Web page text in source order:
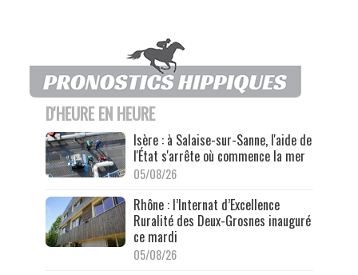
D'HEURE EN HEURE
Isère : à Salaise-sur-Sanne, l'aide de
l'État s'arrête où commence la mer
05/08/26
Rhône : l’Internat d’Excellence
Ruralité des Deux-Grosnes inauguré
ce mardi
05/08/26